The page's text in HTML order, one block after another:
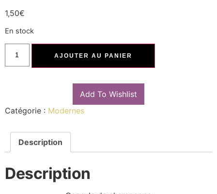
1,50€
En stock
AJOUTER AU PANIER
Add To Wishlist
Catégorie : Modernes
Description
Description